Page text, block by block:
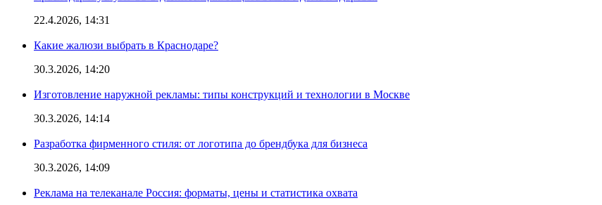
22.4.2026, 14:31
Какие жалюзи выбрать в Краснодаре?
30.3.2026, 14:20
Изготовление наружной рекламы: типы конструкций и технологии в Москве
30.3.2026, 14:14
Разработка фирменного стиля: от логотипа до брендбука для бизнеса
30.3.2026, 14:09
Реклама на телеканале Россия: форматы, цены и статистика охвата